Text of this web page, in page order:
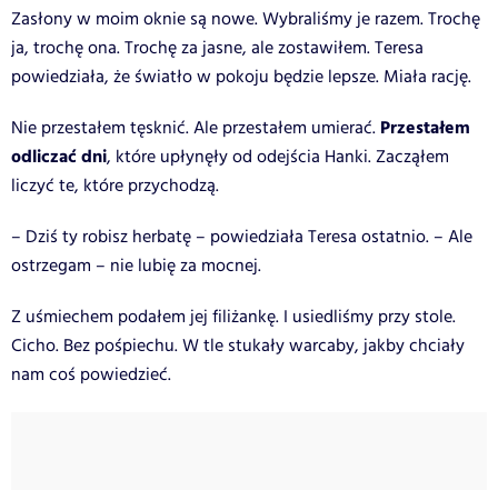
Zasłony w moim oknie są nowe. Wybraliśmy je razem. Trochę
ja, trochę ona. Trochę za jasne, ale zostawiłem. Teresa
powiedziała, że światło w pokoju będzie lepsze. Miała rację.
Nie przestałem tęsknić. Ale przestałem umierać. Przestałem
odliczać dni, które upłynęły od odejścia Hanki. Zacząłem
liczyć te, które przychodzą.
– Dziś ty robisz herbatę – powiedziała Teresa ostatnio. – Ale
ostrzegam – nie lubię za mocnej.
Z uśmiechem podałem jej filiżankę. I usiedliśmy przy stole.
Cicho. Bez pośpiechu. W tle stukały warcaby, jakby chciały
nam coś powiedzieć.